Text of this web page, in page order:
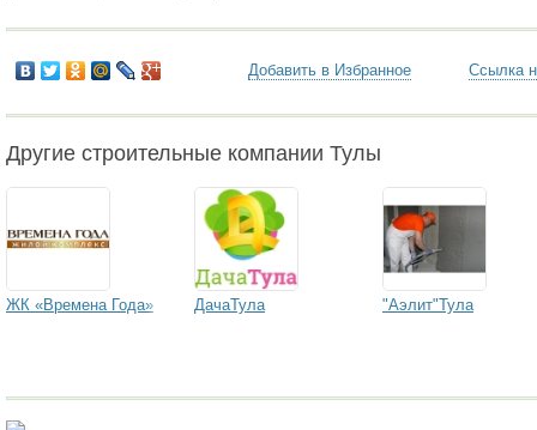
Добавить в Избранное Ссылка
Другие строительные компании Тулы
ЖК «Времена Года» ДачаТула "Аэлит"Тула